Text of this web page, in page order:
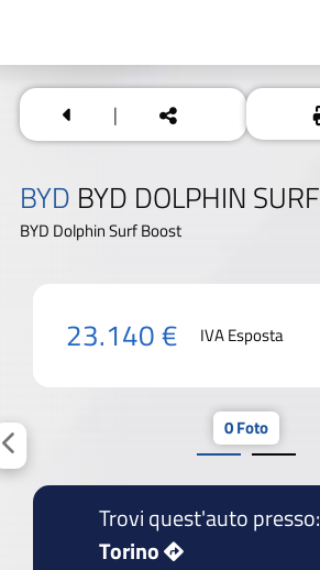
|
BYD BYD DOLPHIN SURF
BYD Dolphin Surf Boost
23.140 € IVA Esposta
0 Foto
Trovi quest'auto presso:
Torino